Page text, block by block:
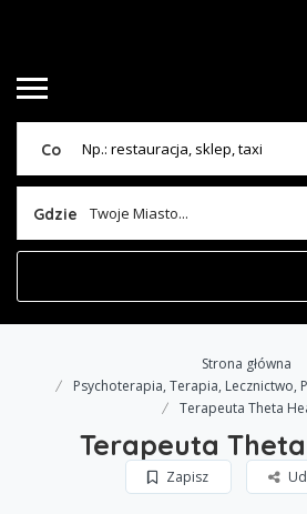
Co
Gdzie Twoje Miasto...
Strona główna
Psychoterapia, Terapia, Lecznictwo,
Terapeuta Theta
Terapeuta
Zapisz